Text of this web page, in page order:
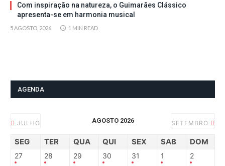
Com inspiração na natureza, o Guimarães Clássico
apresenta-se em harmonia musical
5 AGOSTO, 2026 1 MIN READ
AGENDA
JULHO AGOSTO 2026 SETEMBRO
SEG TER QUA QUI SEX SAB DOM
27 28 29 30 31 1 2